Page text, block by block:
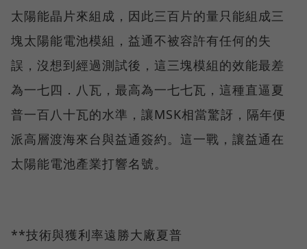
太陽能晶片來組成，因此三百片的量只能組成三
塊太陽能電池模組，益通不被容許有任何的失
誤，沒想到經過測試後，這三塊模組的效能最差
為一七四．八瓦，最高為一七七瓦，這種直逼夏
普一百八十瓦的水準，讓MSK相當驚訝，隔年便
派高層渡海來台與益通簽約。這一戰，讓益通在
太陽能電池產業打響名號。
**技術與獲利率遠勝大廠夏普